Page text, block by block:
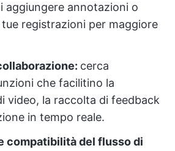
aggiungere annotazioni o
tue registrazioni per maggiore
cerca
che facilitino la
video, la raccolta di feedback
in tempo reale.
compatibilità del flusso di